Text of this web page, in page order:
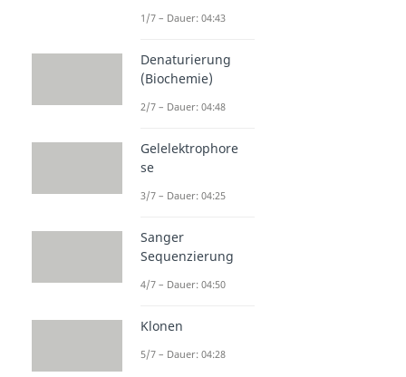
1/7 – Dauer: 04:43
Denaturierung
(Biochemie)
2/7 – Dauer: 04:48
Gelelektrophore
se
3/7 – Dauer: 04:25
Sanger
Sequenzierung
4/7 – Dauer: 04:50
Klonen
5/7 – Dauer: 04:28